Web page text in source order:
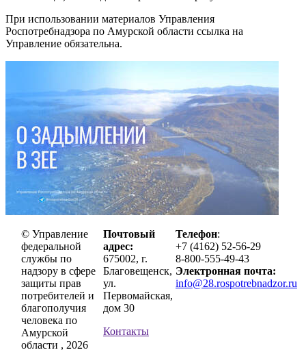
При использовании материалов Управления
Роспотребнадзора по Амурской области ссылка на
Управление обязательна.
© Управление
федеральной
службы по
надзору в сфере
защиты прав
потребителей и
благополучия
человека по
Амурской
области , 2026
Почтовый
адрес:
675002, г.
Благовещенск,
ул.
Первомайская,
дом 30
Контакты
Телефон:
+7 (4162) 52-56-29
8-800-555-49-43
Электронная почта:
info@28.rospotrebnadzor.ru